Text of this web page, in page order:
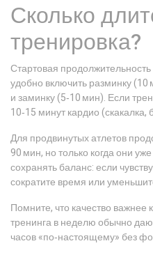
Сколько
тренировка?
Стартовая
удобно включить разминку
и заминку (5‑10 мин). Если
10‑15 минут кардио (скакалка,
Для продвинутых атлетов
90 мин, но только когда они
сохранять баланс: если
сократите время или
Помните, что качество важнее
тренинга в неделю обычно
часов «по‑настоящему» без